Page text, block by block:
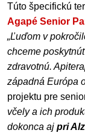
Túto špecifickú
Agapé Senior
„Ľuďom v
chceme
zdravotnú.
západná Európa
projektu pre
včely a ich
dokonca aj pri